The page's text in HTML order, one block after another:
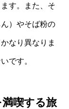
す。また、そ
）やそば粉の
なり異なりま
です。
喫する旅